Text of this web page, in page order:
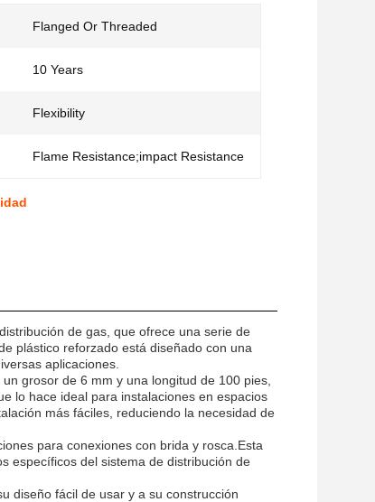
Flanged Or Threaded
10 Years
Flexibility
Flame Resistance;impact Resistance
de gas, que ofrece una serie de
plástico reforzado está diseñado con una
aplicaciones.
grosor de 6 mm y una longitud de 100 pies,
lo hace ideal para instalaciones en espacios
más fáciles, reduciendo la necesidad de
para conexiones con brida y rosca.Esta
específicos del sistema de distribución de
diseño fácil de usar y a su construcción